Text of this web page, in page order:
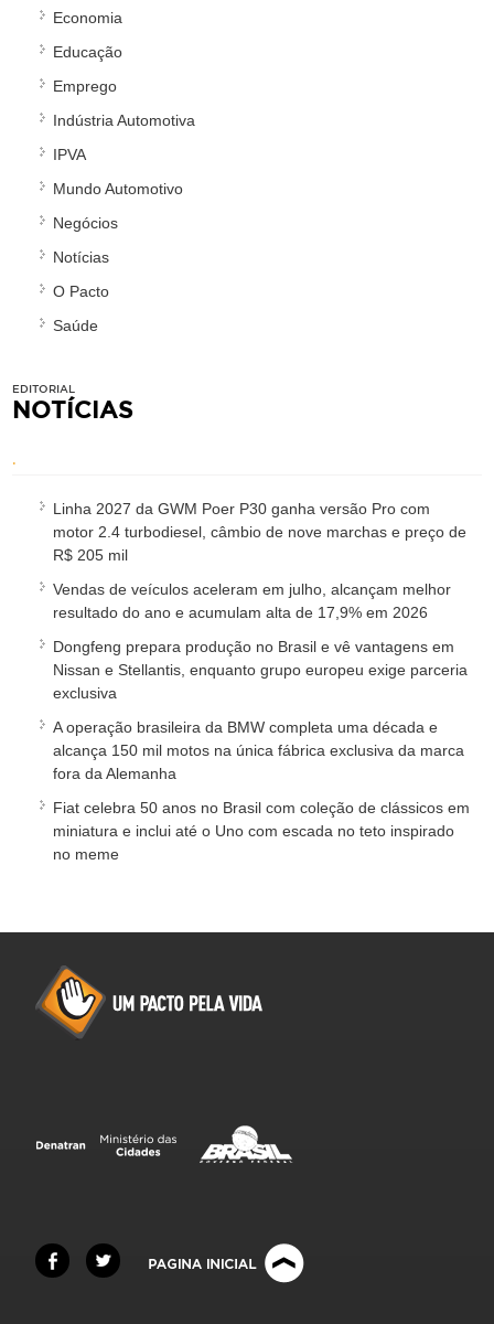
Economia
Educação
Emprego
Indústria Automotiva
IPVA
Mundo Automotivo
Negócios
Notícias
O Pacto
Saúde
EDITORIAL
NOTÍCIAS
.
Linha 2027 da GWM Poer P30 ganha versão Pro com
motor 2.4 turbodiesel, câmbio de nove marchas e preço de
R$ 205 mil
Vendas de veículos aceleram em julho, alcançam melhor
resultado do ano e acumulam alta de 17,9% em 2026
Dongfeng prepara produção no Brasil e vê vantagens em
Nissan e Stellantis, enquanto grupo europeu exige parceria
exclusiva
A operação brasileira da BMW completa uma década e
alcança 150 mil motos na única fábrica exclusiva da marca
fora da Alemanha
Fiat celebra 50 anos no Brasil com coleção de clássicos em
miniatura e inclui até o Uno com escada no teto inspirado
no meme